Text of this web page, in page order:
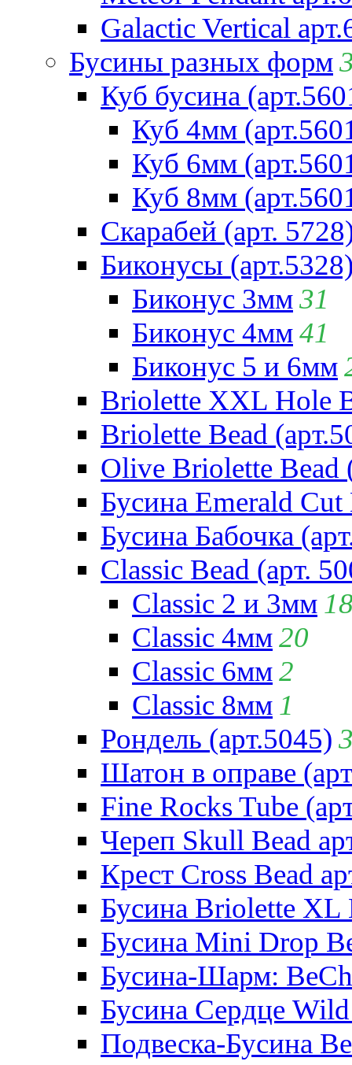
Galactic Vertical
Бусины разных форм
Куб бусина
Куб 4мм
Куб 6мм
Куб 8мм
Скарабей (арт.
Биконусы
Биконус 3мм31
Биконус 4мм41
Биконус 5 и 6мм
Briolette XXL Hole
Briolette Bead
Olive Briolette Bead
Бусина Emerald Cut
Бусина Бабочка
Classic Bead (арт.
Classic 2 и 3мм
Classic 4мм20
Classic 6мм2
Classic 8мм 1
Рондель (арт.5045)
Шатон в оправе
Fine Rocks Tube
Череп Skull Bead
Крест Cross Bead
Бусина Briolette XL
Бусина Mini Drop
Бусина-Шарм:
Бусина Сердце
Подвеска-Бусина